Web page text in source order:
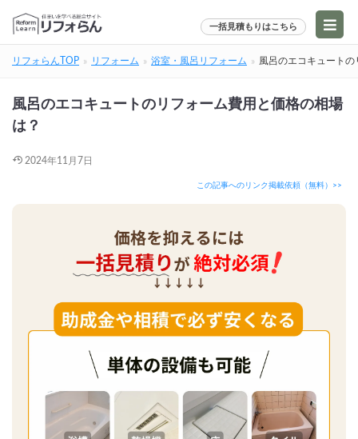
一括見積もりはこちら
リフォらんTOP リフォーム 浴室・風呂リフォーム 風呂のエコキュート
風呂のエコキュートのリフォーム費用と価格の相場
は？
2024年11月7日
この記事へのリンク掲載依頼（無料）>>